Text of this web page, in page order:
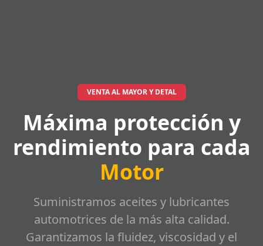
VENTA AL MAYOR Y DETAL
Máxima protección y
rendimiento para cada
Motor
Suministramos aceites y lubricantes
automotrices de la más alta calidad.
Garantizamos la fluidez, viscosidad y el